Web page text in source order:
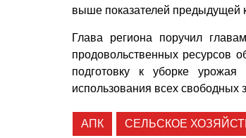
выше показателей предыдущей
Глава региона поручил
продовольственных ресурсов
подготовку к уборке
использования всех
АПК СЕЛЬСКОЕ